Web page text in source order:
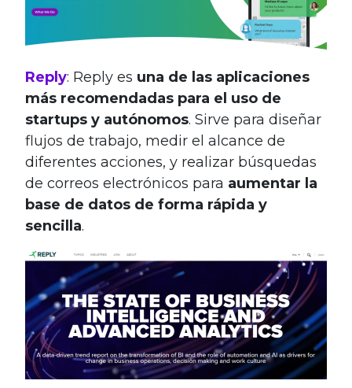
Reply: Reply es una de las aplicaciones
más recomendadas para el uso de
startups y autónomos. Sirve para diseñar
flujos de trabajo, medir el alcance de
diferentes acciones, y realizar búsquedas
de correos electrónicos para aumentar la
base de datos de forma rápida y
sencilla.